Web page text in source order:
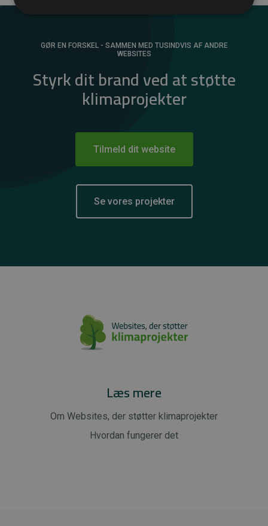
GØR EN FORSKEL - SAMMEN MED TUSINDVIS AF ANDRE
WEBSITES
Styrk dit brand ved at støtte
klimaprojekter
Tilmeld dit website
Se vores projekter
Læs mere
Om Websites, der støtter klimaprojekter
Hvordan fungerer det